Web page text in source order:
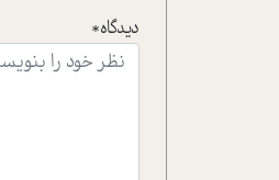
دیدگاه*